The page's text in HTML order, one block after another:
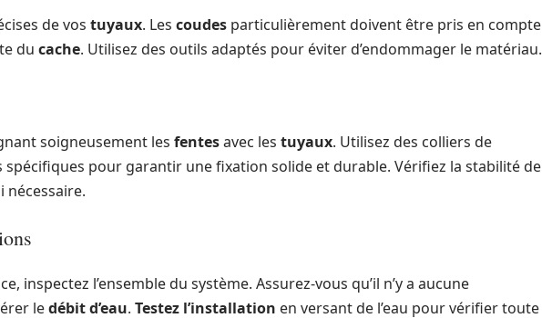
de vos tuyaux. Les coudes particulièrement doivent être pris en compte
du cache. Utilisez des outils adaptés pour éviter d’endommager le matériau.
soigneusement les fentesavec les tuyaux. Utilisez des colliers de
spécifiques pour garantir une fixation solide et durable. Vérifiez la stabilité de
nécessaire.
inspectez l’ensemble du système. Assurez-vous qu’il n’y a aucune
ledébit d’eau. Testez l’installation en versant de l’eau pour vérifier toute